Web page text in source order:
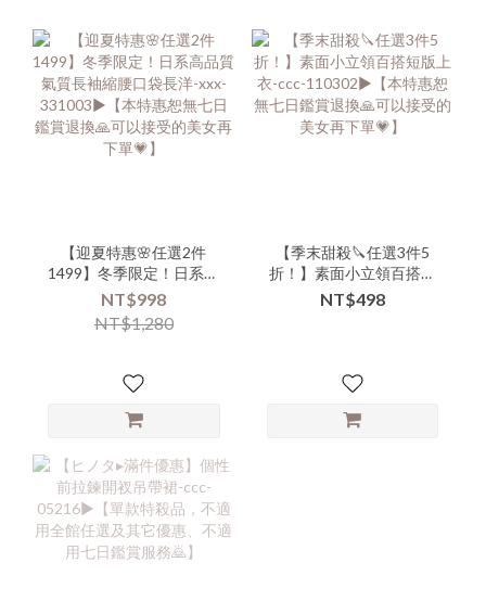
【迎夏特惠🌸任選2件
1499】冬季限定！日系高
品質氣質長袖縮腰口袋長
洋-xxx-331003▶【本特惠
恕無七日鑑賞退換🙏可以
NT$998
NT$1,280
【季末甜殺🔪任選3件5
折！】素面小立領百搭短
版上衣-ccc-110302▶【本
特惠恕無七日鑑賞退換🙏
NT$498